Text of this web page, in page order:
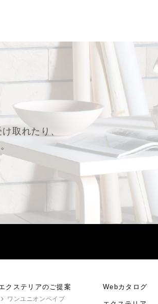
取れたり、
クステリアのご提案
ワンユニオンペイブ
Webカタログ